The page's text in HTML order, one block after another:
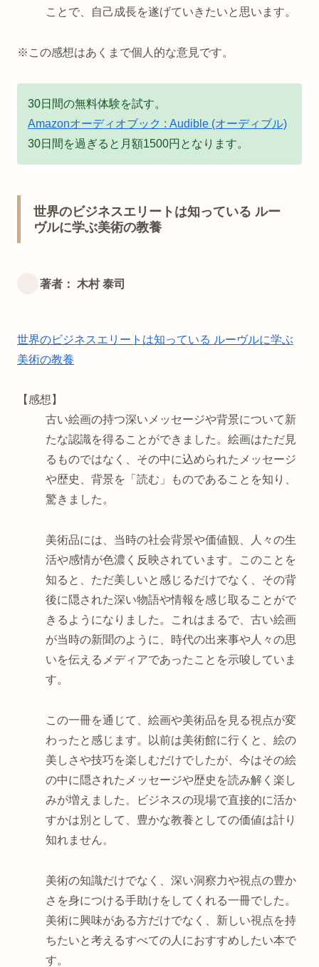
ことで、自己成長を遂げていきたいと思います。
※この感想はあくまで個人的な意見です。
30日間の無料体験を試す。
Amazonオーディオブック : Audible (オーディブル)
30日間を過ぎると月額1500円となります。
世界のビジネスエリートは知っている ルー
ヴルに学ぶ美術の教養
著者： 木村 泰司
世界のビジネスエリートは知っている ルーヴルに学ぶ
美術の教養
【感想】
古い絵画の持つ深いメッセージや背景について新
たな認識を得ることができました。絵画はただ見
るものではなく、その中に込められたメッセージ
や歴史、背景を「読む」ものであることを知り、
驚きました。
美術品には、当時の社会背景や価値観、人々の生
活や感情が色濃く反映されています。このことを
知ると、ただ美しいと感じるだけでなく、その背
後に隠された深い物語や情報を感じ取ることがで
きるようになりました。これはまるで、古い絵画
が当時の新聞のように、時代の出来事や人々の思
いを伝えるメディアであったことを示唆していま
す。
この一冊を通じて、絵画や美術品を見る視点が変
わったと感じます。以前は美術館に行くと、絵の
美しさや技巧を楽しむだけでしたが、今はその絵
の中に隠されたメッセージや歴史を読み解く楽し
みが増えました。ビジネスの現場で直接的に活か
すかは別として、豊かな教養としての価値は計り
知れません。
美術の知識だけでなく、深い洞察力や視点の豊か
さを身につける手助けをしてくれる一冊でした。
美術に興味がある方だけでなく、新しい視点を持
ちたいと考えるすべての人におすすめしたい本で
す。